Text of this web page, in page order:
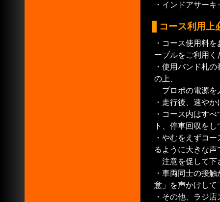
・インドアサー
コース利用上
・コース使用料
ーブルをご利用く
・使用バンド札
の上、
プロポの電源を
・走行後、速や
・コース内はす
ト、停車回収を
・やむをえずコ
るように大きな声
注意を促して下
・車両同士の接
意」を声かけして
・その他、ラジ